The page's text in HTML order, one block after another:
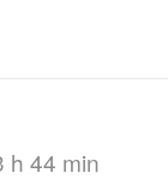
h 44 min